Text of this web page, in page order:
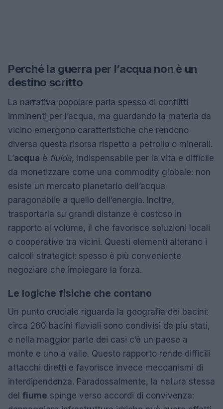
Perché la guerra per l’acqua non è un
destino scritto
La narrativa popolare parla spesso di conflitti
imminenti per l’acqua, ma guardando la materia da
vicino emergono caratteristiche che rendono
diversa questa risorsa rispetto a petrolio o minerali.
L’acqua è fluida, indispensabile per la vita e difficile
da monetizzare come una commodity globale: non
esiste un mercato planetario dell’acqua
paragonabile a quello dell’energia. Inoltre,
trasportarla su grandi distanze è costoso in
rapporto al volume, il che favorisce soluzioni locali
o cooperative tra vicini. Questi elementi alterano i
calcoli strategici: spesso è più conveniente
negoziare che impiegare la forza.
Le logiche fisiche che contano
Un punto cruciale riguarda la geografia dei bacini:
circa 260 bacini fluviali sono condivisi da più stati,
e nella maggior parte dei casi c’è un paese a
monte e uno a valle. Questo rapporto rende difficili
attacchi diretti e favorisce invece meccanismi di
interdipendenza. Paradossalmente, la natura stessa
del fiume spinge verso accordi di convivenza: